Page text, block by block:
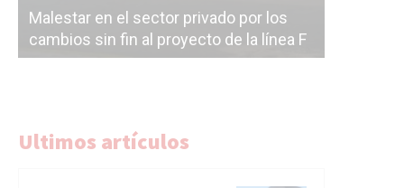
Malestar en el sector privado por los
cambios sin fin al proyecto de la línea F
Ultimos artículos